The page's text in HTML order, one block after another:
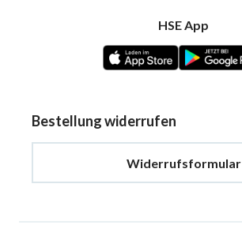
HSE App
Bestellung widerrufen
Widerrufsformular